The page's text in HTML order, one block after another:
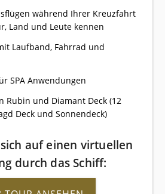
während Ihrer Kreuzfahrt
Land und Leute kennen
Laufband, Fahrrad und
SPA Anwendungen
Rubin und Diamant Deck (12
Deck und Sonnendeck)
auf einen virtuellen
durch das Schiff: